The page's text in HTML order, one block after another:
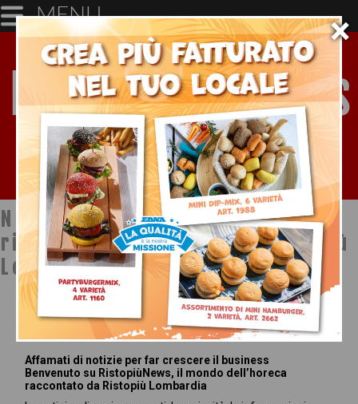
×
MENU
Notizie dal mondo della
ristorazione a cura di Ristopiù
Lombardia SpA
Chi Siamo
Affamati di notizie per far crescere il business
Benvenuto su RistopiùNews, il mondo dell’horeca
raccontato da Ristopiù Lombardia